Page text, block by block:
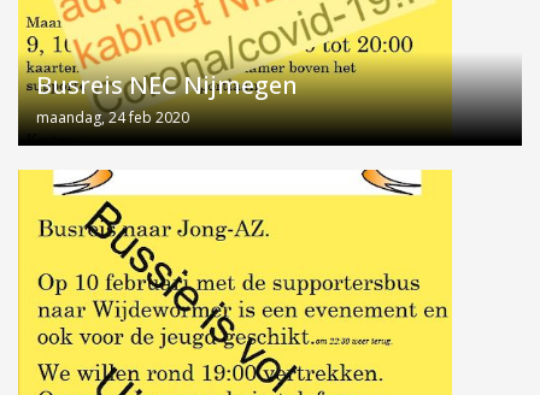
Busreis NEC Nijmegen
maandag, 24 feb 2020